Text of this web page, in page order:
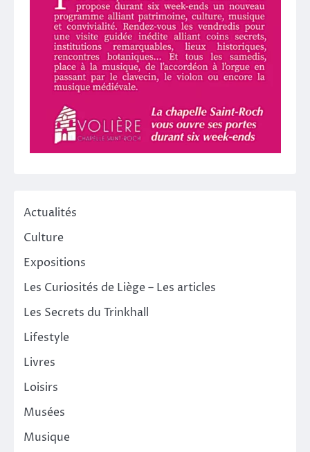
Actualités
Culture
Expositions
Les Curiosités de Liège – Les articles
Les Secrets du Trinkhall
Lifestyle
Livres
Loisirs
Musées
Musique